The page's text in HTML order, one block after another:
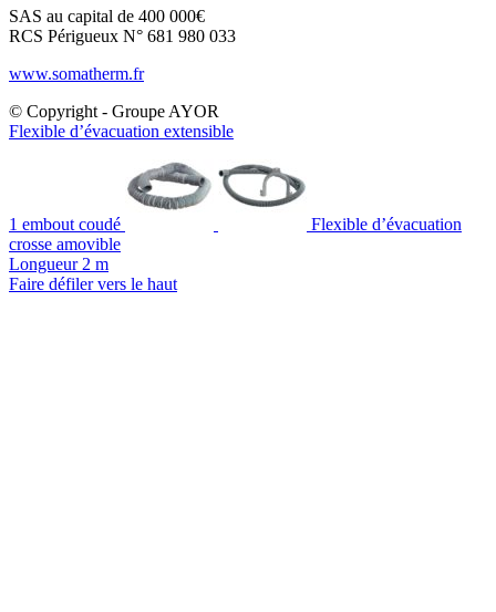
SAS au capital de 400 000€
RCS Périgueux N° 681 980 033
www.somatherm.fr
© Copyright - Groupe AYOR
Flexible d’évacuation extensible
1 embout coudé
Flexible d’évacuation
crosse amovible
Longueur 2 m
Faire défiler vers le haut